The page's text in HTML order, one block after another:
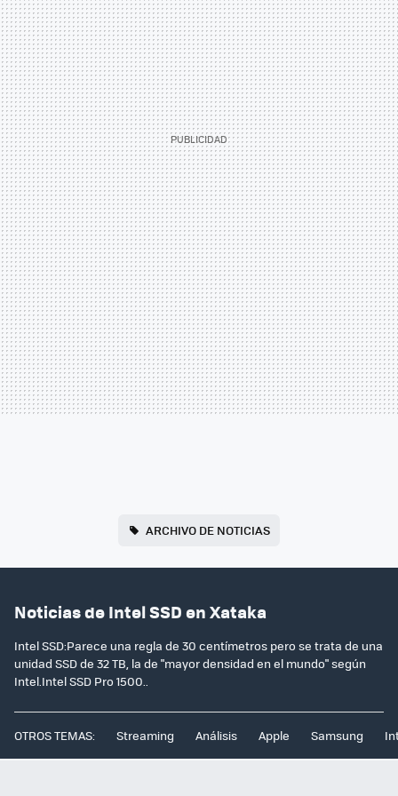
ARCHIVO DE NOTICIAS
Noticias de Intel SSD en Xataka
Intel SSD:Parece una regla de 30 centímetros pero se trata de una
unidad SSD de 32 TB, la de "mayor densidad en el mundo" según
Intel.Intel SSD Pro 1500..
OTROS TEMAS: Streaming Análisis Apple Samsung